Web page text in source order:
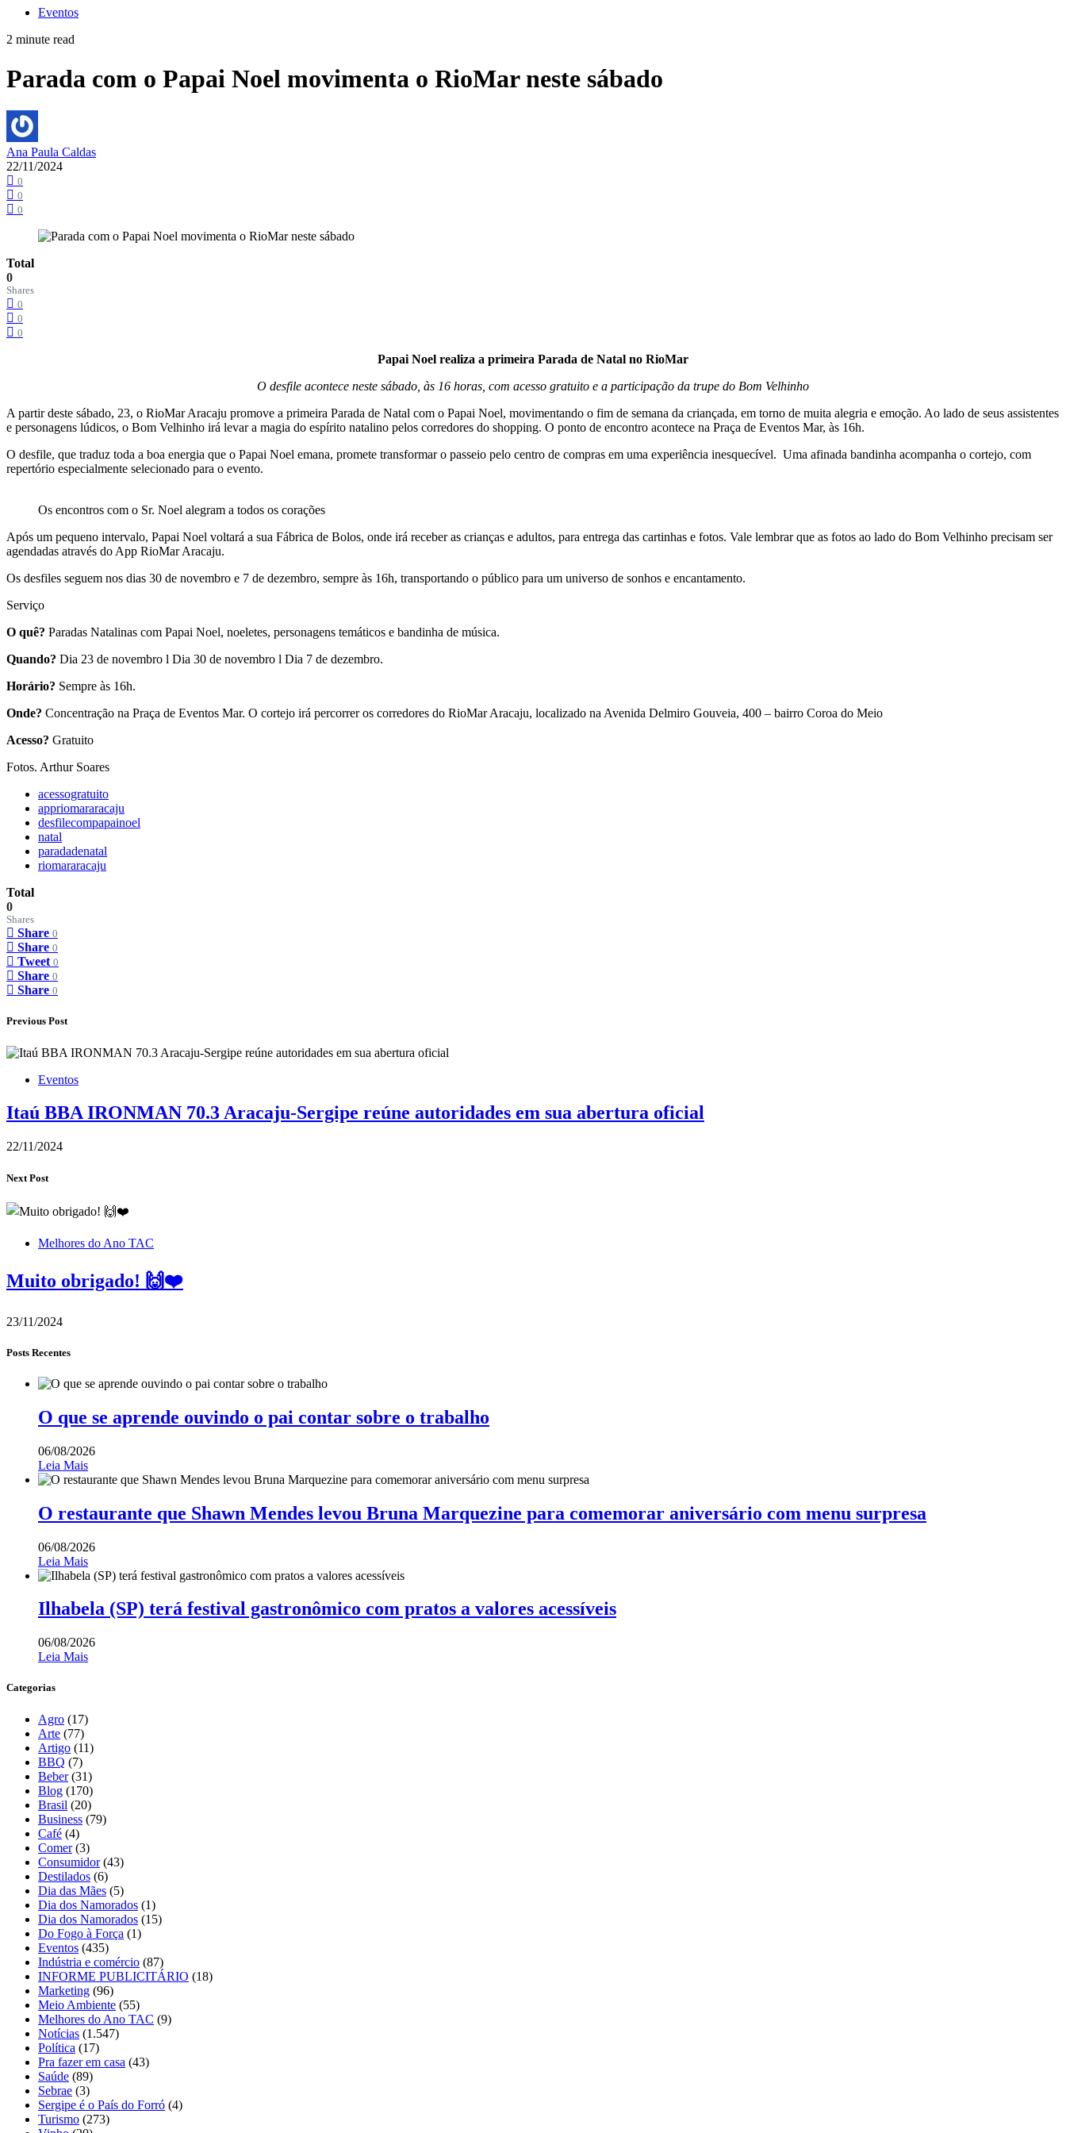
Eventos
2 minute read
Parada com o Papai Noel movimenta o RioMar neste sábado
Ana Paula Caldas
22/11/2024
0
0
0
Total
0
Shares
0
0
0
Papai Noel realiza a primeira Parada de Natal no RioMar
O desfile acontece neste sábado, às 16 horas, com acesso gratuito e a participação da trupe do Bom Velhinho
A partir deste sábado, 23, o RioMar Aracaju promove a primeira Parada de Natal com o Papai Noel, movimentando o fim de semana da criançada, em torno de muita alegria e emoção. Ao lado de seus assistentes
e personagens lúdicos, o Bom Velhinho irá levar a magia do espírito natalino pelos corredores do shopping. O ponto de encontro acontece na Praça de Eventos Mar, às 16h.
O desfile, que traduz toda a boa energia que o Papai Noel emana, promete transformar o passeio pelo centro de compras em uma experiência inesquecível. Uma afinada bandinha acompanha o cortejo, com
repertório especialmente selecionado para o evento.
Os encontros com o Sr. Noel alegram a todos os corações
Após um pequeno intervalo, Papai Noel voltará a sua Fábrica de Bolos, onde irá receber as crianças e adultos, para entrega das cartinhas e fotos. Vale lembrar que as fotos ao lado do Bom Velhinho precisam ser
agendadas através do App RioMar Aracaju.
Os desfiles seguem nos dias 30 de novembro e 7 de dezembro, sempre às 16h, transportando o público para um universo de sonhos e encantamento.
Serviço
O quê? Paradas Natalinas com Papai Noel, noeletes, personagens temáticos e bandinha de música.
Quando? Dia 23 de novembro l Dia 30 de novembro l Dia 7 de dezembro.
Horário? Sempre às 16h.
Onde? Concentração na Praça de Eventos Mar. O cortejo irá percorrer os corredores do RioMar Aracaju, localizado na Avenida Delmiro Gouveia, 400 – bairro Coroa do Meio
Acesso? Gratuito
Fotos. Arthur Soares
acessogratuito
appriomararacaju
desfilecompapainoel
natal
paradadenatal
riomararacaju
Total
0
Shares
Share 0
Share 0
Tweet 0
Share 0
Share 0
Previous Post
Eventos
Itaú BBA IRONMAN 70.3 Aracaju-Sergipe reúne autoridades em sua abertura oficial
22/11/2024
Next Post
Melhores do Ano TAC
Muito obrigado! 🙌❤️
23/11/2024
Posts Recentes
O que se aprende ouvindo o pai contar sobre o trabalho
06/08/2026
Leia Mais
O restaurante que Shawn Mendes levou Bruna Marquezine para comemorar aniversário com menu surpresa
06/08/2026
Leia Mais
Ilhabela (SP) terá festival gastronômico com pratos a valores acessíveis
06/08/2026
Leia Mais
Categorias
Agro (17)
Arte (77)
Artigo (11)
BBQ (7)
Beber(31)
Blog (170)
Brasil (20)
Business (79)
Café (4)
Comer(3)
Consumidor(43)
Destilados (6)
Dia das Mães (5)
Dia dos Namorados (1)
Dia dos Namorados (15)
Do Fogo à Força (1)
Eventos (435)
Indústria e comércio (87)
INFORME PUBLICITÁRIO (18)
Marketing (96)
Meio Ambiente (55)
Melhores do Ano TAC (9)
Notícias (1.547)
Política (17)
Pra fazer em casa (43)
Saúde (89)
Sebrae (3)
Sergipe é o País do Forró (4)
Turismo (273)